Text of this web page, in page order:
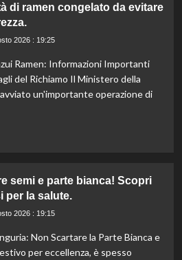
di ramen congelato da evitare
2026 : 19:25
Ramen: Informazioni Importanti
del Richiamo Il Ministero della
un'importante operazione di
semi e parte bianca! Scopri
per la salute.
2026 : 19:15
Non Scartare la Parte Bianca e
per eccellenza, è spesso